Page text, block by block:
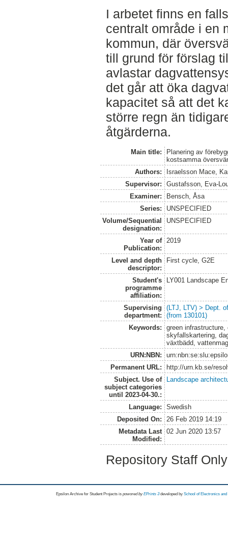
I arbetet finns en
centralt område i en
kommun, där
till grund för förslag
avlastar
det går att öka
kapacitet så att det
större regn än
åtgärderna.
Main title:
Planering av
kostsamma
Authors:
Israelsson Mace,
Supervisor:
Gustafsson, Eva-
Examiner:
Bensch, Åsa
Series:
UNSPECIFIED
Volume/Sequential
designation:
UNSPECIFIED
Year of
Publication:
2019
Level and depth
descriptor:
First cycle, G2E
Student's
programme
affiliation:
LY001 Landscape
Supervising
department:
(LTJ, LTV) > Dept.
(from 130101)
Keywords:
green
skyfallskartering,
växtbädd,
URN:NBN:
Permanent URL:
http://urn.kb.se/
Subject. Use of
subject categories
until 2023-04-30.:
Landscape
Language:
Swedish
Deposited On:
26 Feb 2019 14:19
Metadata Last
Modified:
02 Jun 2020 13:57
Repository Staff
Epsilon Archive for Student Projects is powored byEPrints 3 developed by School of Electronics